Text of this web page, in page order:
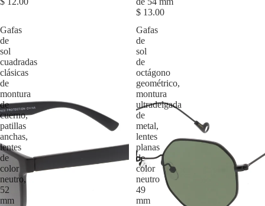
$ 13.00
Gafas
de
sol
cuadradas
clásicas
de
montura
de
cuerno,
patillas
anchas,
lentes
de
color
neutro,
52
mm
Gafas
de
sol
de
octágono
geométrico,
montura
ultradelgada
de
metal,
lentes
planas
de
color
neutro
49
mm